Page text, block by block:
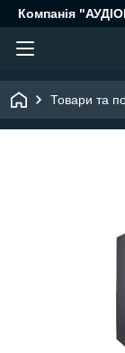
Компанія
Товари та